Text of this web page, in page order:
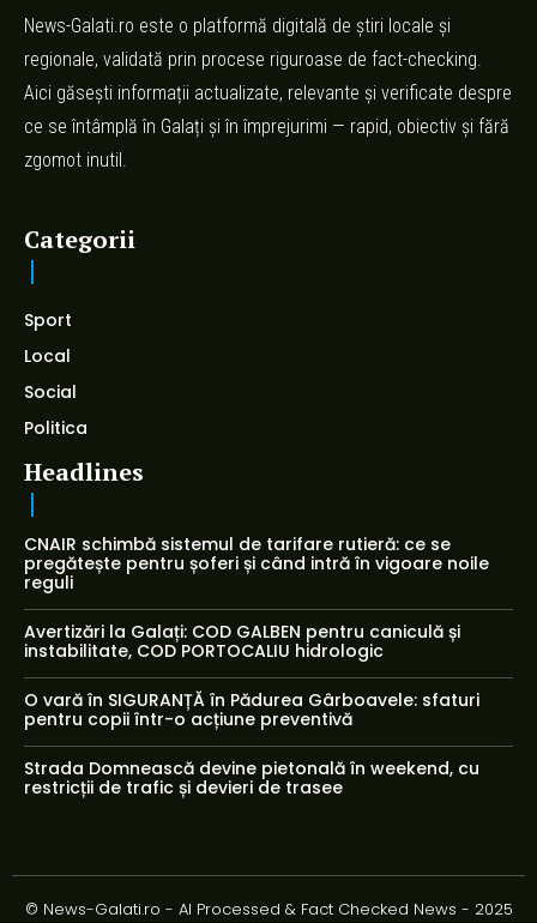
News-Galati.ro este o platformă digitală de știri locale și
regionale, validată prin procese riguroase de fact-checking.
Aici găsești informații actualizate, relevante și verificate despre
ce se întâmplă în Galați și în împrejurimi — rapid, obiectiv și fără
zgomot inutil.
Categorii
Sport
Local
Social
Politica
Headlines
CNAIR schimbă sistemul de tarifare rutieră: ce se
pregătește pentru șoferi și când intră în vigoare noile
reguli
Avertizări la Galați: COD GALBEN pentru caniculă și
instabilitate, COD PORTOCALIU hidrologic
O vară în SIGURANȚĂ în Pădurea Gârboavele: sfaturi
pentru copii într-o acțiune preventivă
Strada Domnească devine pietonală în weekend, cu
restricții de trafic și devieri de trasee
© News-Galati.ro - AI Processed & Fact Checked News - 2025